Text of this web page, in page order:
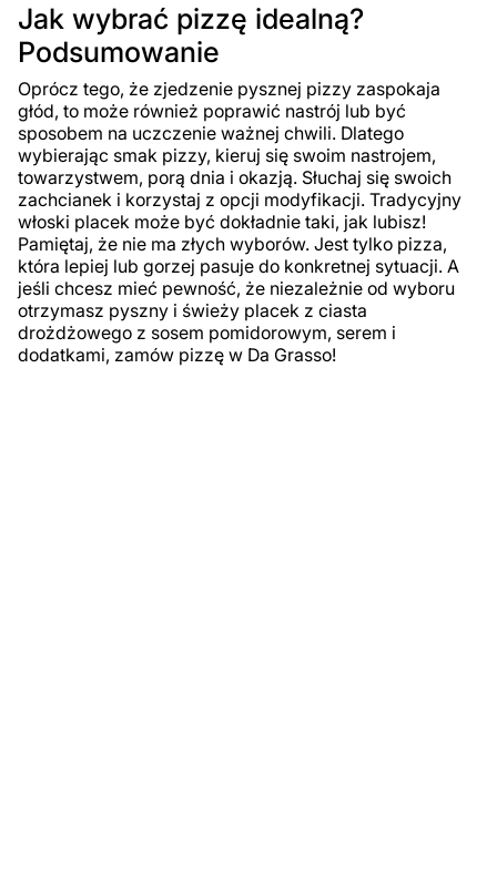
Jak wybrać pizzę idealną?
Podsumowanie
Oprócz tego, że zjedzenie pysznej pizzy zaspokaja
głód, to może również poprawić nastrój lub być
sposobem na uczczenie ważnej chwili. Dlatego
wybierając smak pizzy, kieruj się swoim nastrojem,
towarzystwem, porą dnia i okazją. Słuchaj się swoich
zachcianek i korzystaj z opcji modyfikacji. Tradycyjny
włoski placek może być dokładnie taki, jak lubisz!
Pamiętaj, że nie ma złych wyborów. Jest tylko pizza,
która lepiej lub gorzej pasuje do konkretnej sytuacji. A
jeśli chcesz mieć pewność, że niezależnie od wyboru
otrzymasz pyszny i świeży placek z ciasta
drożdżowego z sosem pomidorowym, serem i
dodatkami, zamów pizzę w Da Grasso!